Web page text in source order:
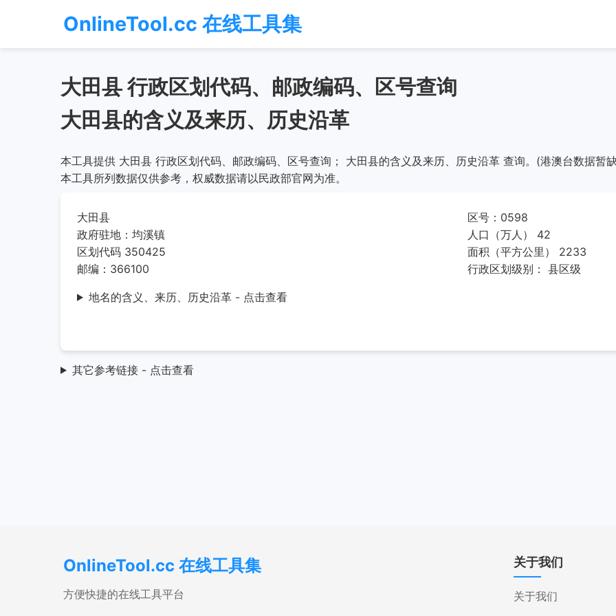
OnlineTool.cc 在线工具集
大田县 行政区划代码、邮政编码、区号查询
大田县的含义及来历、历史沿革
本工具提供 大田县 行政区划代码、邮政编码、区号查询； 大田县的含义及来历、历史沿革 查询。(港澳台数据暂
本工具所列数据仅供参考，权威数据请以民政部官网为准。
大田县
政府驻地：均溪镇
区划代码 350425
邮编：366100
区号：0598
人口（万人） 42
面积（平方公里） 2233
行政区划级别： 县区级
地名的含义、来历、历史沿革 - 点击查看
其它参考链接 - 点击查看
OnlineTool.cc 在线工具集
方便快捷的在线工具平台
关于我们
关于我们